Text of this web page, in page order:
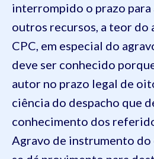
interrompido o prazo para
outros recursos, a teor do
CPC, em especial do
deve ser conhecido
autor no prazo legal de
ciência do despacho que
conhecimento dos
Agravo de instrumento do